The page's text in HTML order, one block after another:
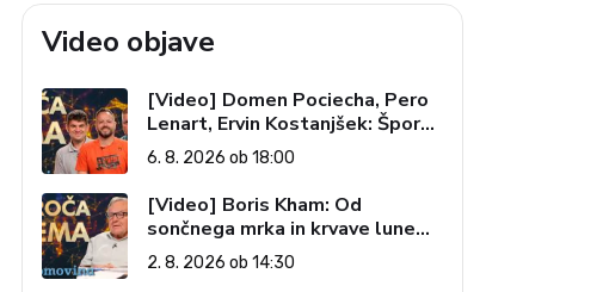
Video objave
[Video] Domen Pociecha, Pero
Lenart, Ervin Kostanjšek: Šport
specialcev (Vroča tema, 6. 8.
2026)
6. 8. 2026 ob 18:00
[Video] Boris Kham: Od
sončnega mrka in krvave lune
do slovenskih pečatov v vesolju
(Vroča tema, 2. 8. 2026)
2. 8. 2026 ob 14:30